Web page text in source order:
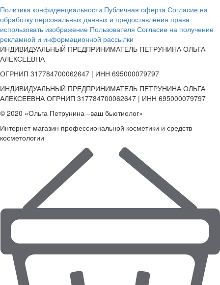
Политика конфиденциальности Публичная оферта Согласие на
обработку персональных данных и предоставления права
использовать изображение Пользователя Согласие на получение
рекламной и информационной рассылки
ИНДИВИДУАЛЬНЫЙ ПРЕДПРИНИМАТЕЛЬ ПЕТРУНИНА ОЛЬГА
АЛЕКСЕЕВНА
ОГРНИП 317784700062647 | ИНН 695000079797
ИНДИВИДУАЛЬНЫЙ ПРЕДПРИНИМАТЕЛЬ ПЕТРУНИНА ОЛЬГА
АЛЕКСЕЕВНА ОГРНИП 317784700062647 | ИНН 695000079797
© 2020 «Ольга Петрунина –ваш бьютиолог»
Интернет-магазин профессиональной косметики и средств
косметологии